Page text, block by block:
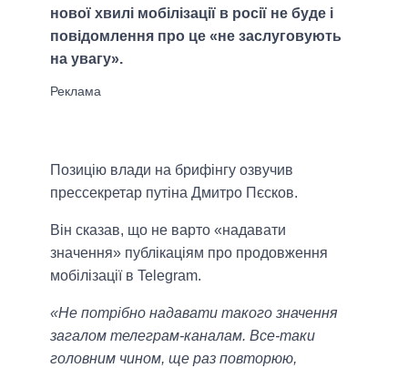
нової хвилі мобілізації в росії не буде і
повідомлення про це «не заслуговують
на увагу».
Позицію влади на брифінгу озвучив
прессекретар путіна Дмитро Пєсков.
Він сказав, що не варто «надавати
значення» публікаціям про продовження
мобілізації в Telegram.
«Не потрібно надавати такого значення
загалом телеграм-каналам. Все-таки
головним чином, ще раз повторюю,